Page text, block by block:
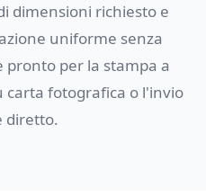
dimensioni richiesto e
uniforme senza
per la stampa a
carta fotografica o l'invio
diretto.